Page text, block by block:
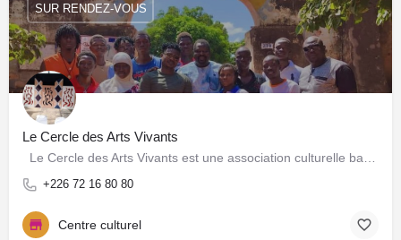
Le Cercle des Arts Vivants
+226 72 16 80 80
SUR RENDEZ-VOUS
Centre culturel